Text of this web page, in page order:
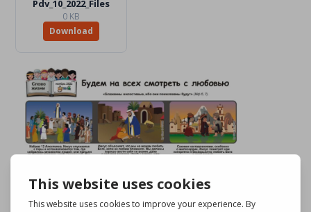
Pdv_10_2022_Files
0 KB
Download